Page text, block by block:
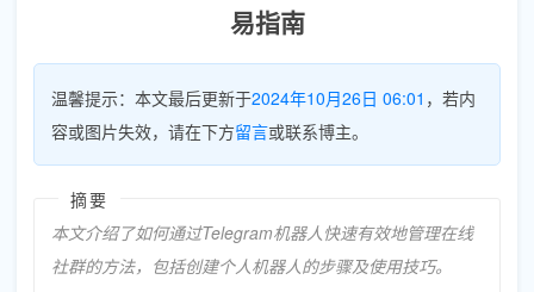
易指南
温馨提示：本文最后更新于2024年10月26日 06:01 ，若内
容或图片失效，请在下方留言或联系博主。
摘要
本文介绍了如何通过Telegram机器人快速有效地管理在线
社群的方法，包括创建个人机器人的步骤及使用技巧。